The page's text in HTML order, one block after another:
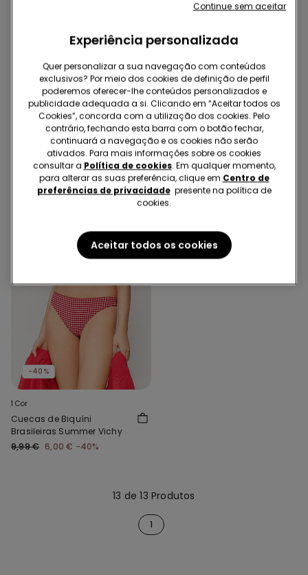
-33%
Top de Biquíni Triângulo
Ligeiramente Almofadado
Sunny Days10,00 €-33%
-40%
1 Cor
Cuecas de Biquíni
Brasileiras Sunny Days
9,99 € 6,00 €-40%
-40%
1 Cor
Cuecas de Biquíni
Brasileiras Summer Vichy
9,99 € 6,00 € -40%
13 de 13 Produtos
1
Experiência personalizada
Quer personalizar a sua navegação com conteúdos
exclusivos? Por meio dos cookies de definição de perfil
poderemos oferecer-lhe conteúdos personalizados e
publicidade adequada a si. Clicando em “Aceitar todos os
Cookies”, concorda com a utilização dos cookies. Pelo
contrário, fechando esta barra com o botão fechar,
continuará a navegação e os cookies não serão
ativados. Para mais informações sobre os cookies
consultar a Política de cookies. Em qualquer momento,
para alterar as suas preferência, clique em Centro de
preferências de privacidadepresente na política de
cookies.
Aceitar todos os cookies
Continue sem aceitar